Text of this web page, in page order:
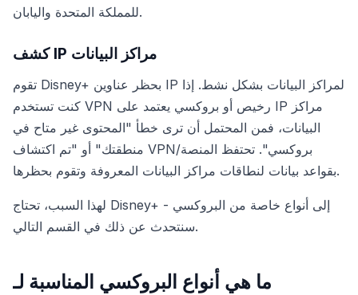
للمملكة المتحدة واليابان.
كشف IP مراكز البيانات
تقوم Disney+ بحظر عناوين IP لمراكز البيانات بشكل نشط. إذا
كنت تستخدم VPN رخيص أو بروكسي يعتمد على IP مراكز
البيانات، فمن المحتمل أن ترى خطأ "المحتوى غير متاح في
منطقتك" أو "تم اكتشاف VPN/بروكسي". تحتفظ المنصة
بقواعد بيانات لنطاقات مراكز البيانات المعروفة وتقوم بحظرها.
لهذا السبب، تحتاج Disney+ إلى أنواع خاصة من البروكسي -
سنتحدث عن ذلك في القسم التالي.
ما هي أنواع البروكسي المناسبة لـ